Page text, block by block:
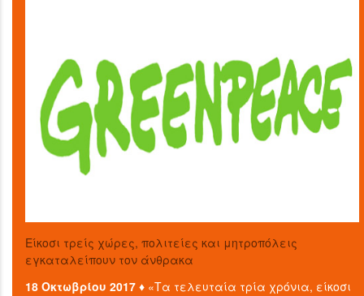
Είκοσι τρείς χώρες, πολιτείες και μητροπόλεις
εγκαταλείπουν τον άνθρακα
18 Οκτωβρίου 2017 ♦ «Τα τελευταία τρία χρόνια, είκοσι